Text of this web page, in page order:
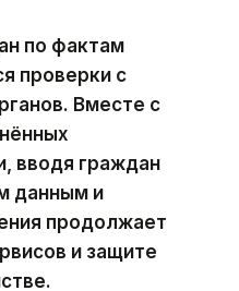
по фактам
проверки с
Вместе с
вводя граждан
данным и
продолжает
и защите